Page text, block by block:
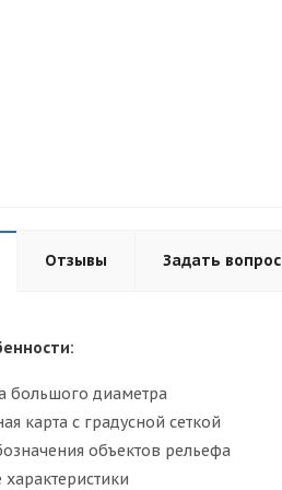
Отзывы Задать вопрос
большого диаметра
карта с градусной сеткой
объектов рельефа
характеристики